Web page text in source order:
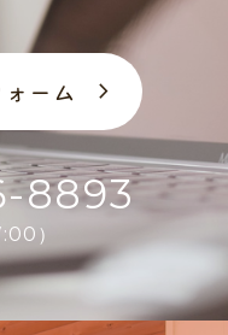
ーム chevron_right
8893
）